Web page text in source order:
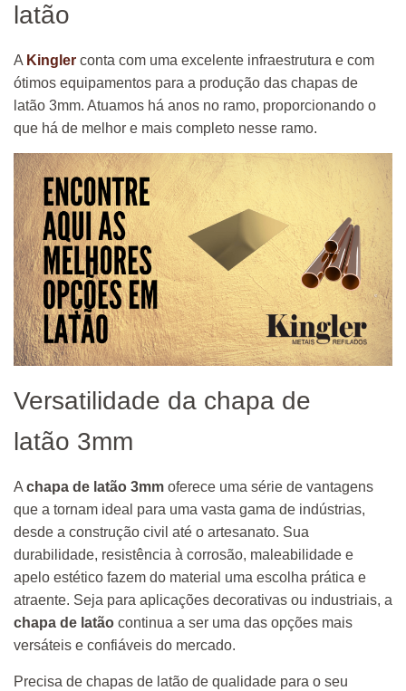
latão
A Kingler conta com uma excelente infraestrutura e com
ótimos equipamentos para a produção das chapas de
latão 3mm. Atuamos há anos no ramo, proporcionando o
que há de melhor e mais completo nesse ramo.
Versatilidade da chapa de
latão 3mm
A chapa de latão 3mm oferece uma série de vantagens
que a tornam ideal para uma vasta gama de indústrias,
desde a construção civil até o artesanato. Sua
durabilidade, resistência à corrosão, maleabilidade e
apelo estético fazem do material uma escolha prática e
atraente. Seja para aplicações decorativas ou industriais, a
chapa de latão continua a ser uma das opções mais
versáteis e confiáveis do mercado.
Precisa de chapas de latão de qualidade para o seu